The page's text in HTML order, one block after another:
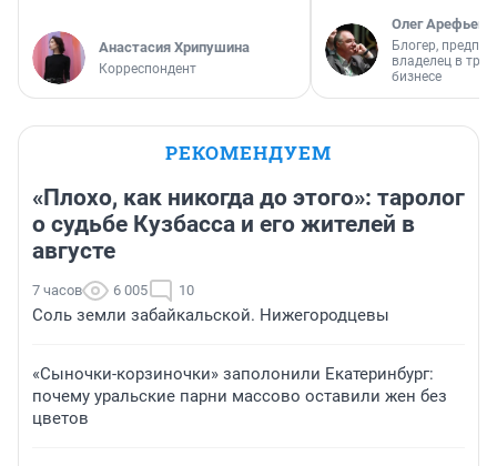
Анастасия Хрипушина
Корреспондент
Олег Арефьев
Блогер,
владелец в
бизнесе
РЕКОМЕНДУЕМ
«Плохо, как никогда до этого»: таролог
о судьбе Кузбасса и его жителей в
августе
7 часов 6 005 10
Соль земли забайкальской. Нижегородцевы
«Сыночки-корзиночки» заполонили Екатеринбург:
почему уральские парни массово оставили жен без
цветов